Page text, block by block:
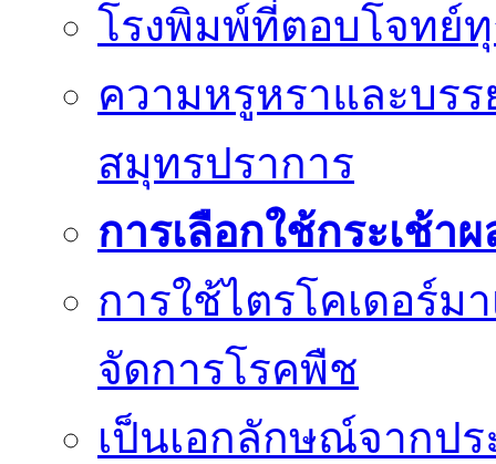
โรงพิมพ์ที่ตอบโจทย์
ความหรูหราและบร
สมุทรปราการ
การเลือกใช้กระเช้า
การใช้ไตรโคเดอร์
จัดการโรคพืช
เป็นเอกลักษณ์จากป